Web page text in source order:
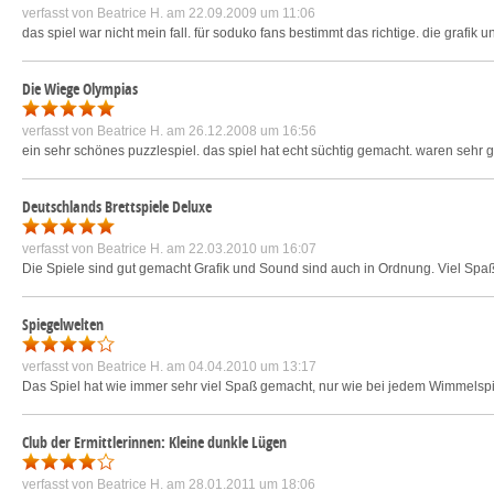
verfasst von Beatrice H. am 22.09.2009 um 11:06
das spiel war nicht mein fall. für soduko fans bestimmt das richtige. die grafik
Die Wiege Olympias
verfasst von Beatrice H. am 26.12.2008 um 16:56
ein sehr schönes puzzlespiel. das spiel hat echt süchtig gemacht. waren
Deutschlands Brettspiele Deluxe
verfasst von Beatrice H. am 22.03.2010 um 16:07
Die Spiele sind gut gemacht Grafik und Sound sind auch in Ordnung. Viel
Spiegelwelten
verfasst von Beatrice H. am 04.04.2010 um 13:17
Das Spiel hat wie immer sehr viel Spaß gemacht, nur wie bei jedem
Club der Ermittlerinnen: Kleine dunkle Lügen
verfasst von Beatrice H. am 28.01.2011 um 18:06